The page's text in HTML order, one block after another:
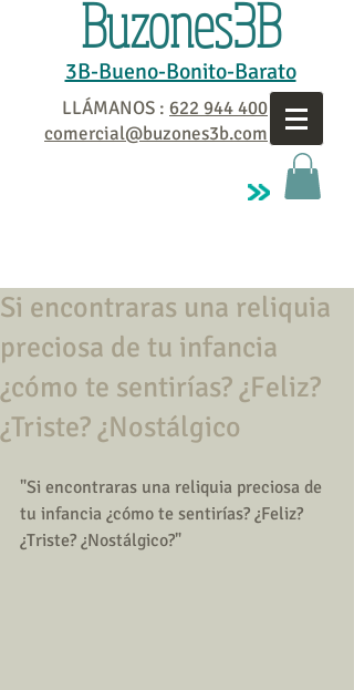
Buzones3B
3B-Bueno-Bonito-Barato
LLÁMANOS : 622 944 400
comercial@buzones3b.com
Si encontraras una reliquia
preciosa de tu infancia
¿cómo te sentirías? ¿Feliz?
¿Triste? ¿Nostálgico
"Si encontraras una reliquia preciosa de
tu infancia ¿cómo te sentirías? ¿Feliz?
¿Triste? ¿Nostálgico?"